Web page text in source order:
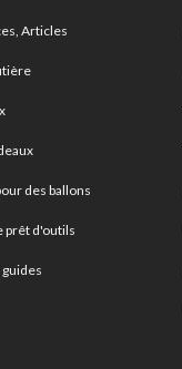
Articles
des ballons
prêt d'outils